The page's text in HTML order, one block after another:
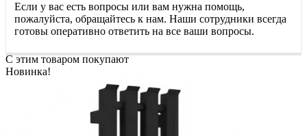
Если у вас есть вопросы или вам нужна помощь,
пожалуйста, обращайтесь к нам. Наши сотрудники всегда
готовы оперативно ответить на все ваши вопросы.
С этим товаром покупают
Новинка!